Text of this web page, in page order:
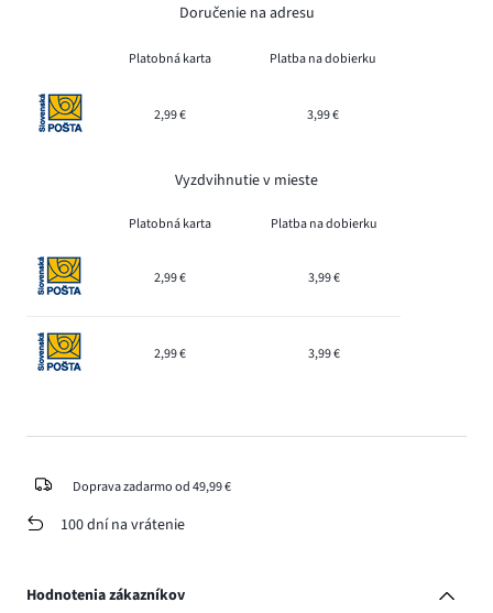
Doručenie na adresu
Platobná karta Platba na dobierku
2,99 € 3,99 €
Vyzdvihnutie v mieste
Platobná karta Platba na dobierku
2,99 € 3,99 €
2,99 € 3,99 €
Doprava zadarmo od 49,99 €
100 dní na vrátenie
Hodnotenia zákazníkov